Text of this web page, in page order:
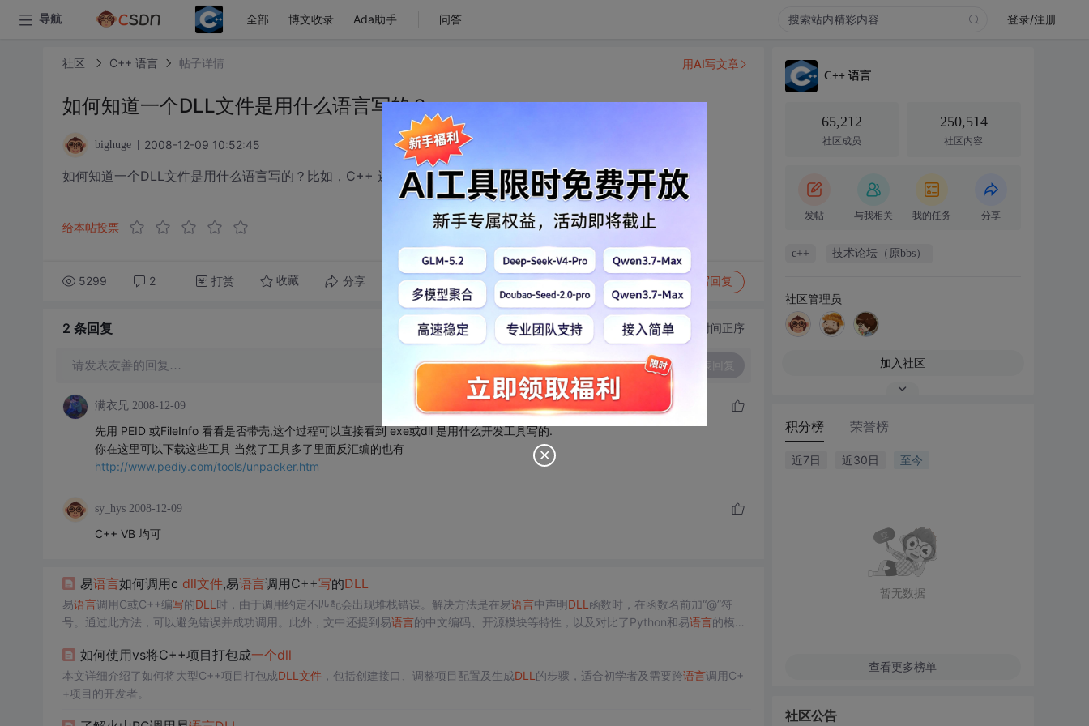
导航 全部 博文收录 Ada助手 问答 登录/注册
社区 C++ 语言 帖子详情
如何知道一个DLL文件是用什么语言写的？
bighuge 2008-12-09 10:52:45
如何知道一个DLL文件是用什么语言写的？比如，C++ 还是C#？
给本帖投票
5299 2 打赏 收藏 分享 转发到动态 举报 写回复
用AI写文章
2 条回复 切换为时间正序
请发表友善的回复…
满衣兄 2008-12-09
先用 PEID 或FileInfo 看看是否带壳,这个过程可以直接看到 exe或dll 是用什么开发工具写的.
你在这里可以下载这些工具 当然了工具多了里面反汇编的也有
http://www.pediy.com/tools/unpacker.htm
sy_hys 2008-12-09
C++ VB 均可
易语言如何调用c dll文件,易语言调用C++写的DLL
易语言调用C或C++编写的DLL 时，由于调用约定不匹配会出现堆栈错误。解决方法是在易语言中声明DLL 函数时，在函数名前加“@”符
号。通过此方法，可以避免错误并成功调用。此外，文中还提到易语言的中文编码、开源模块等特性，以及对比了Python和易语言的模块
如何使用vs将C++项目打包成一个dll
本文详细介绍了如何将大型C++项目打包成DLL 文件，包括创建接口、调整项目配置及生成DLL 的步骤，适合初学者及需要跨语言调用C+
+项目的开发者。
C++ 语言
65,212
社区成员
250,514
社区内容
发帖 与我相关 我的任务 分享
c++ 技术论坛（原bbs）
社区管理员
加入社区
积分榜 荣誉榜
近7日 近30日 至今
暂无数据
查看更多榜单
社区公告